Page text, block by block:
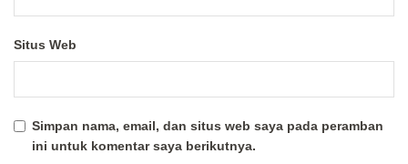
Situs Web
Simpan nama, email, dan situs web saya pada peramban
ini untuk komentar saya berikutnya.